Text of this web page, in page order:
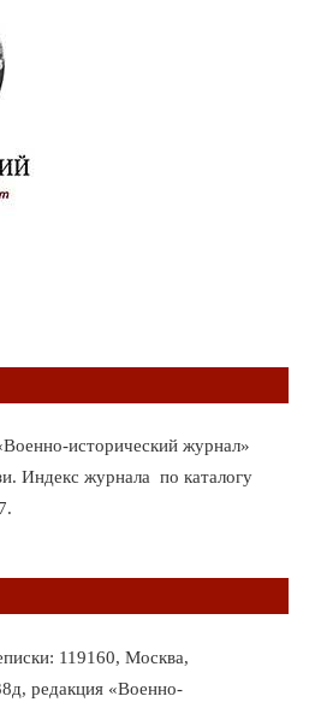
исторический журнал»
Индекс журнала по каталогу
119160, Москва,
редакция «Военно-